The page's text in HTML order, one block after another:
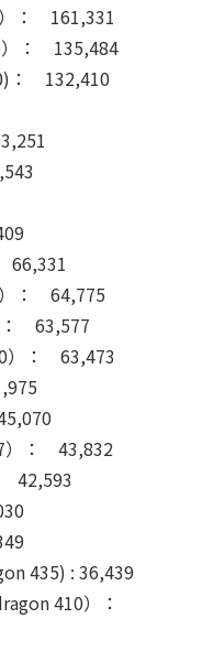
： 161,331
）： 135,484
： 132,410
66,331
： 64,775
： 63,577
）： 63,473
）： 43,832
42,593
435) : 36,439
410）：